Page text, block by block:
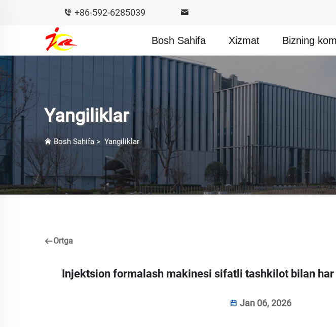
+86-592-6285039
Bosh Sahifa Xizmat Bizning
Yangiliklar
Bosh Sahifa > Yangiliklar
Ortga
Injektsion formalash makinesi sifatli tashkilot bilan
Jan 06, 2026